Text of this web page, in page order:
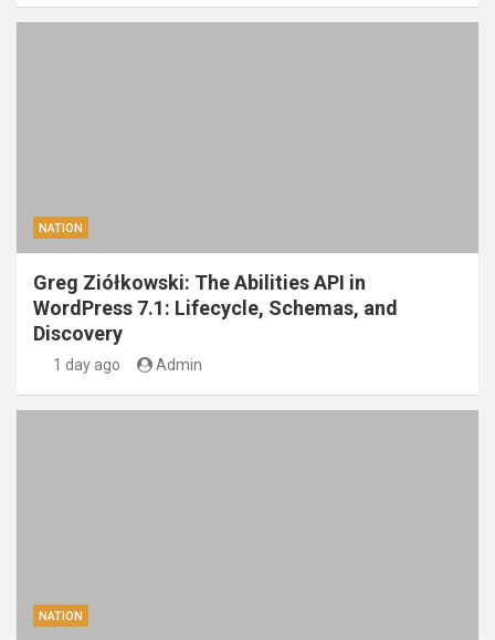
NATION
Greg Ziółkowski: The Abilities API in
WordPress 7.1: Lifecycle, Schemas, and
Discovery
1 day ago Admin
NATION